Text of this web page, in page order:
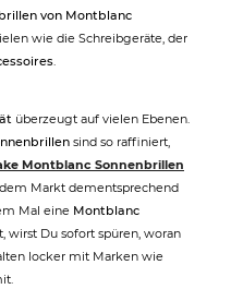
von Montblanc
wie die Schreibgeräte, der
.
überzeugt auf vielen Ebenen.
sind so raffiniert,
Montblanc Sonnenbrillen
Markt dementsprechend
Mal eine Montblanc
wirst Du sofort spüren, woran
locker mit Marken wie